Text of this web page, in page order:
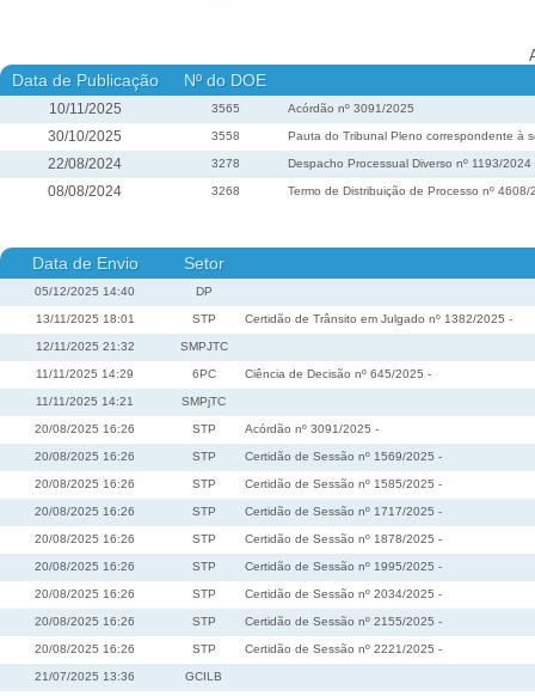
Data de Publicação Nº do DOE
10/11/2025 3565 Acórdão nº 3091/2025
30/10/2025 3558 Pauta do Tribunal Pleno correspondente à
22/08/2024 3278 Despacho Processual Diverso nº 1193/2024
08/08/2024 3268 Termo de Distribuição de Processo nº 4608/
Data de Envio Setor
05/12/2025 14:40 DP
13/11/2025 18:01 STP Certidão de Trânsito em Julgado nº 1382/2025 -
12/11/2025 21:32 SMPJTC
11/11/2025 14:29 6PC Ciência de Decisão nº 645/2025 -
11/11/2025 14:21 SMPjTC
20/08/2025 16:26 STP Acórdão nº 3091/2025 -
20/08/2025 16:26 STP Certidão de Sessão nº 1569/2025 -
20/08/2025 16:26 STP Certidão de Sessão nº 1585/2025 -
20/08/2025 16:26 STP Certidão de Sessão nº 1717/2025 -
20/08/2025 16:26 STP Certidão de Sessão nº 1878/2025 -
20/08/2025 16:26 STP Certidão de Sessão nº 1995/2025 -
20/08/2025 16:26 STP Certidão de Sessão nº 2034/2025 -
20/08/2025 16:26 STP Certidão de Sessão nº 2155/2025 -
20/08/2025 16:26 STP Certidão de Sessão nº 2221/2025 -
21/07/2025 13:36 GCILB